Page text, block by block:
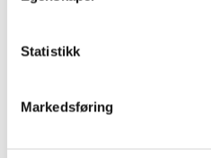
Statistikk
Markedsføring
millionar kroner. 50